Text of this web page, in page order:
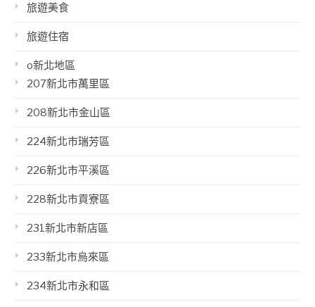
旅遊美食
旅遊住宿
o新北地區
207新北市萬里區
208新北市金山區
224新北市瑞芳區
226新北市平溪區
228新北市貢寮區
231新北市新店區
233新北市烏來區
234新北市永和區